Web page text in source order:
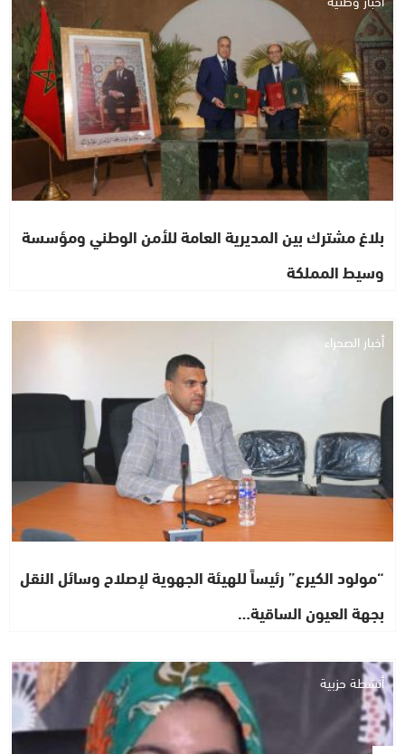
بلاغ مشترك بين المديرية العامة للأمن الوطني ومؤسسة
وسيط المملكة
أخبار الصحراء
“مولود الكيرع” رئيساً للهيئة الجهوية لإصلاح وسائل النقل
بجهة العيون الساقية…
أنشطة حزبية